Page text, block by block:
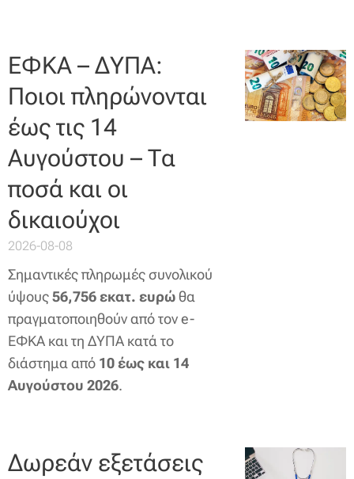
ΕΦΚΑ – ΔΥΠΑ:
Ποιοι πληρώνονται
έως τις 14
Αυγούστου – Τα
ποσά και οι
δικαιούχοι
2026-08-08
Σημαντικές πληρωμές συνολικού
ύψους56,756 εκατ. ευρώθα
πραγματοποιηθούν από τον e-
ΕΦΚΑ και τη ΔΥΠΑ κατά το
διάστημα από 10 έως και 14
Αυγούστου 2026.
Δωρεάν εξετάσεις